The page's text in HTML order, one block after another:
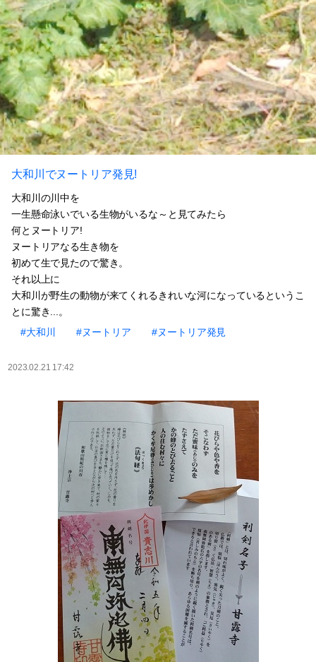
大和川でヌートリア発見!
大和川の川中を
一生懸命泳いでいる生物がいるな～と見てみたら
何とヌートリア!
ヌートリアなる生き物を
初めて生で見たので驚き。
それ以上に
大和川が野生の動物が来てくれるきれいな河になっているというこ
とに驚き...。
#大和川
#ヌートリア #ヌートリア発見
2023.02.21 17:42